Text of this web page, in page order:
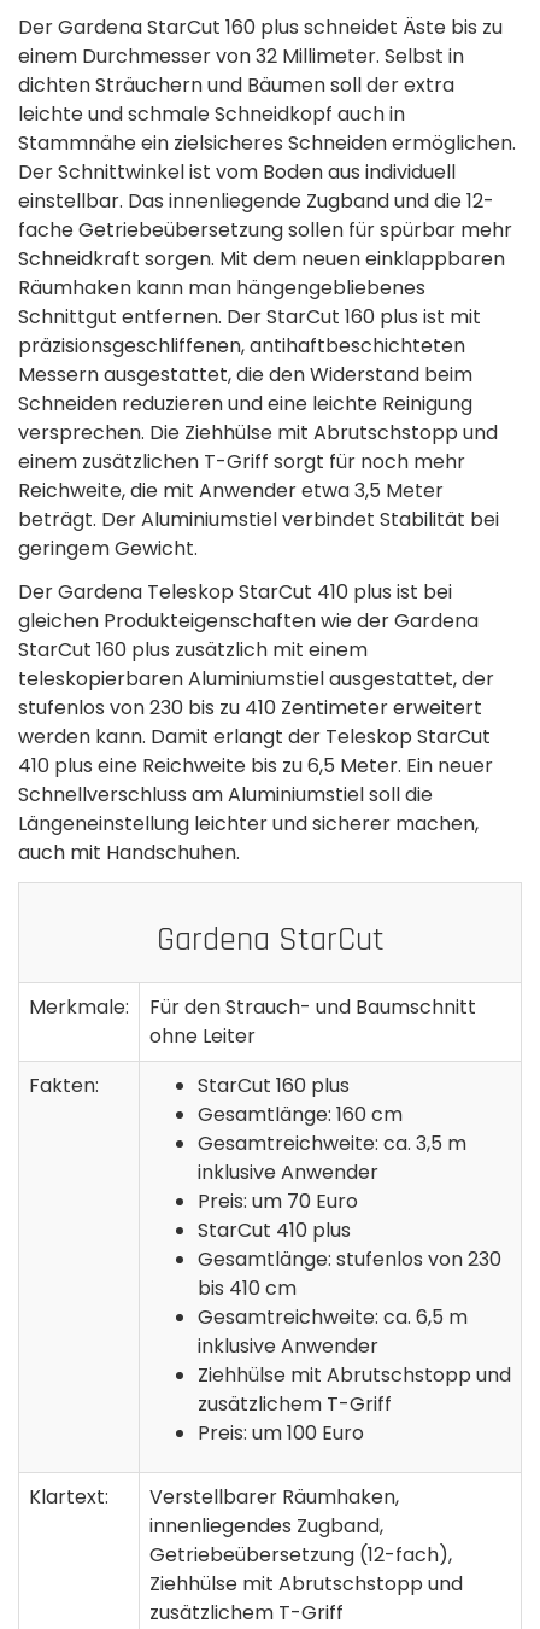
Der Gardena StarCut 160 plus schneidet Äste bis zu
einem Durchmesser von 32 Millimeter. Selbst in
dichten Sträuchern und Bäumen soll der extra
leichte und schmale Schneidkopf auch in
Stammnähe ein zielsicheres Schneiden ermöglichen.
Der Schnittwinkel ist vom Boden aus individuell
einstellbar. Das innenliegende Zugband und die 12-
fache Getriebeübersetzung sollen für spürbar mehr
Schneidkraft sorgen. Mit dem neuen einklappbaren
Räumhaken kann man hängengebliebenes
Schnittgut entfernen. Der StarCut 160 plus ist mit
präzisionsgeschliffenen, antihaftbeschichteten
Messern ausgestattet, die den Widerstand beim
Schneiden reduzieren und eine leichte Reinigung
versprechen. Die Ziehhülse mit Abrutschstopp und
einem zusätzlichen T-Griff sorgt für noch mehr
Reichweite, die mit Anwender etwa 3,5 Meter
beträgt. Der Aluminiumstiel verbindet Stabilität bei
geringem Gewicht.
Der Gardena Teleskop StarCut 410 plus ist bei
gleichen Produkteigenschaften wie der Gardena
StarCut 160 plus zusätzlich mit einem
teleskopierbaren Aluminiumstiel ausgestattet, der
stufenlos von 230 bis zu 410 Zentimeter erweitert
werden kann. Damit erlangt der Teleskop StarCut
410 plus eine Reichweite bis zu 6,5 Meter. Ein neuer
Schnellverschluss am Aluminiumstiel soll die
Längeneinstellung leichter und sicherer machen,
auch mit Handschuhen.
Gardena StarCut
Merkmale:
Für den Strauch- und Baumschnitt
ohne Leiter
Fakten:
StarCut 160 plus
Gesamtlänge: 160 cm
Gesamtreichweite: ca. 3,5 m
inklusive Anwender
Preis: um 70 Euro
StarCut 410 plus
Gesamtlänge: stufenlos von 230
bis 410 cm
Gesamtreichweite: ca. 6,5 m
inklusive Anwender
Ziehhülse mit Abrutschstopp und
zusätzlichem T-Griff
Preis: um 100 Euro
Klartext:
Verstellbarer Räumhaken,
innenliegendes Zugband,
Getriebeübersetzung (12-fach),
Ziehhülse mit Abrutschstopp und
zusätzlichem T-Griff